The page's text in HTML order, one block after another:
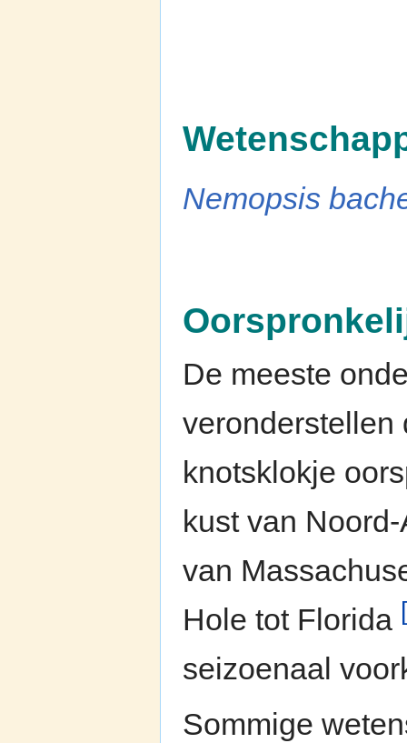
Nemopsis
De meeste
veronderstellen
knotsklokje
kust van
van
Hole tot Florida
seizoenaal
Sommige